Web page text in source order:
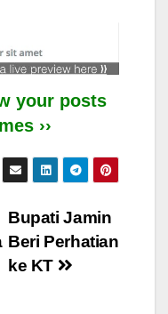
your posts
››
Bupati Jamin
Beri Perhatian
ke KT